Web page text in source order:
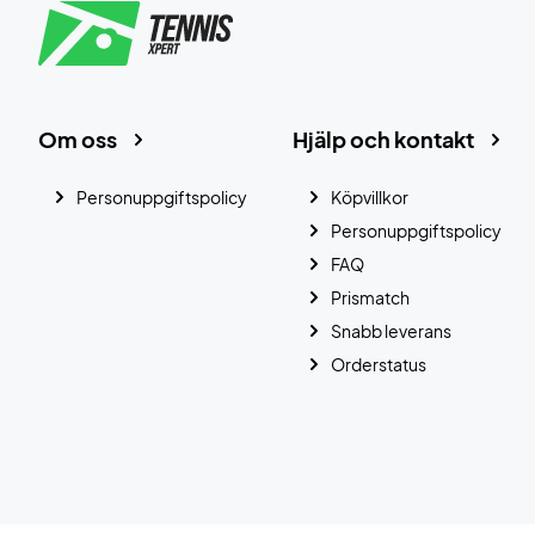
Hjälp och kontakt
Köpvillkor
Personuppgiftspolicy
FAQ
Prismatch
Snabb leverans
Orderstatus
Om oss
Personuppgiftspolicy